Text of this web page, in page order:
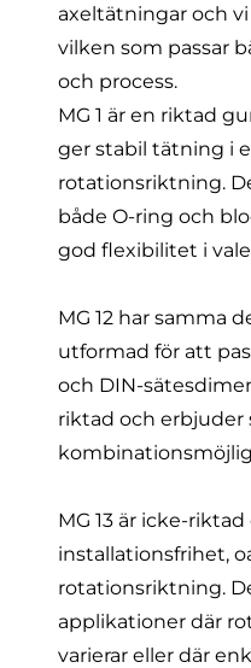
axeltätningar och
vilken som passar
och process.
MG 1 är en riktad
ger stabil tätning i
rotationsriktning.
både O-ring och
god flexibilitet i
MG 12 har samma
utformad för att
och DIN-
riktad och erbjuder
MG 13 är icke-
installationsfrihet,
rotationsriktning.
applikationer där
varierar eller där